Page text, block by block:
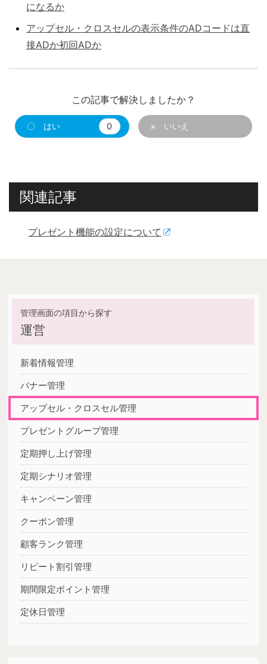
になるか
アップセル・クロスセルの表示条件のADコードは直
接ADか初回ADか
この記事で解決しましたか？
〇 はい 0 × いいえ
関連記事
プレゼント機能の設定について
運営
新着情報管理
バナー管理
アップセル・クロスセル管理
プレゼントグループ管理
定期押し上げ管理
定期シナリオ管理
キャンペーン管理
クーポン管理
顧客ランク管理
リピート割引管理
期間限定ポイント管理
定休日管理